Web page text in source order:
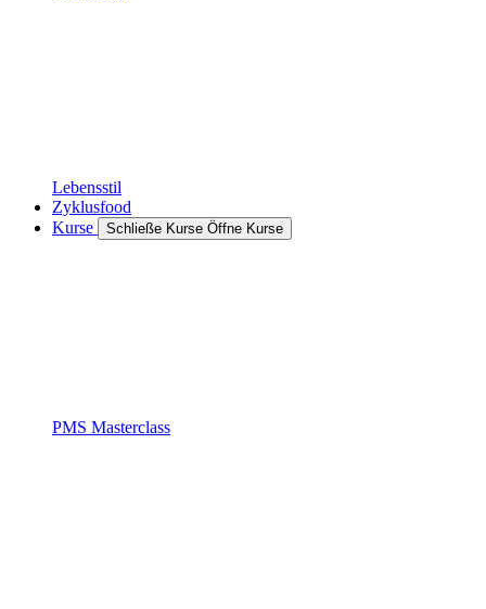
Lebensstil
Zyklusfood
Kurse
Schließe Kurse Öffne Kurse
PMS Masterclass